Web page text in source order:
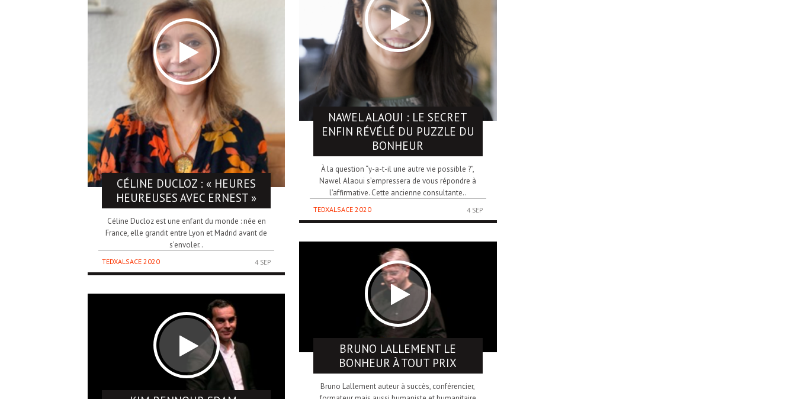
CÉLINE DUCLOZ : « HEURES
HEUREUSES AVEC ERNEST »
Céline Ducloz est une enfant du monde : née en
France, elle grandit entre Lyon et Madrid avant de
s’envoler..
TEDXALSACE 2020 4 SEP
NAWEL ALAOUI : LE SECRET
ENFIN RÉVÉLÉ DU PUZZLE DU
BONHEUR
À la question “y-a-t-il une autre vie possible ?”,
Nawel Alaoui s’empressera de vous répondre à
l’affirmative. Cette ancienne consultante..
TEDXALSACE 2020 4 SEP
BRUNO LALLEMENT LE
BONHEUR À TOUT PRIX
Bruno Lallement auteur à succès, conférencier,